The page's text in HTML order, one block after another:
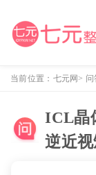
当前位置： 七元网> 问
ICL晶
逆近